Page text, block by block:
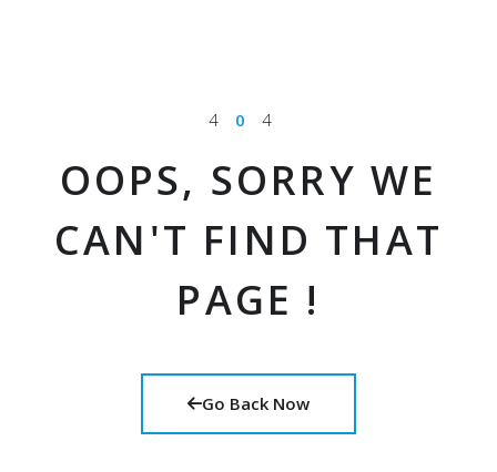
4 0 4
OOPS, SORRY WE
CAN'T FIND THAT
PAGE !
Go Back Now